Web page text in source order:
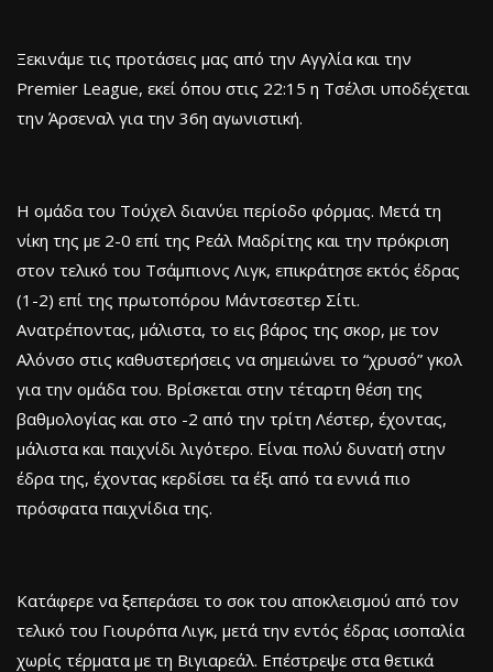
Ξεκινάμε τις προτάσεις μας από την Αγγλία και την
Premier League, εκεί όπου στις 22:15 η Τσέλσι υποδέχεται
την Άρσεναλ για την 36η αγωνιστική.
Η ομάδα του Τούχελ διανύει περίοδο φόρμας. Μετά τη
νίκη της με 2-0 επί της Ρεάλ Μαδρίτης και την πρόκριση
στον τελικό του Τσάμπιονς Λιγκ, επικράτησε εκτός έδρας
(1-2) επί της πρωτοπόρου Μάντσεστερ Σίτι.
Ανατρέποντας, μάλιστα, το εις βάρος της σκορ, με τον
Αλόνσο στις καθυστερήσεις να σημειώνει το “χρυσό” γκολ
για την ομάδα του. Βρίσκεται στην τέταρτη θέση της
βαθμολογίας και στο -2 από την τρίτη Λέστερ, έχοντας,
μάλιστα και παιχνίδι λιγότερο. Είναι πολύ δυνατή στην
έδρα της, έχοντας κερδίσει τα έξι από τα εννιά πιο
πρόσφατα παιχνίδια της.
Κατάφερε να ξεπεράσει το σοκ του αποκλεισμού από τον
τελικό του Γιουρόπα Λιγκ, μετά την εντός έδρας ισοπαλία
χωρίς τέρματα με τη Βιγιαρεάλ. Επέστρεψε στα θετικά